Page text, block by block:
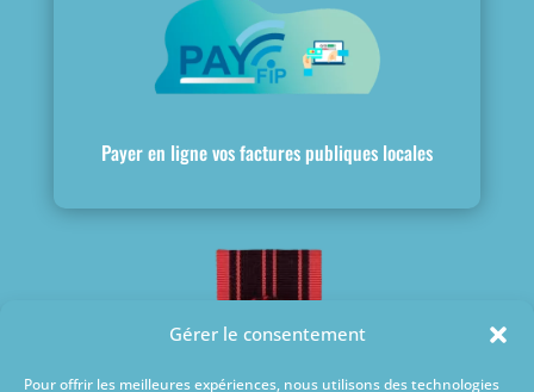
Gérer le consentement
Pour offrir les meilleures expériences, nous utilisons des technologies
Payer en ligne vos factures publiques locales